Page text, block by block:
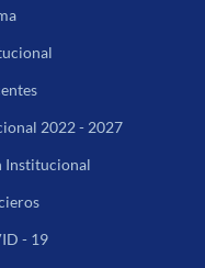
2022 - 2027
Institucional
- 19